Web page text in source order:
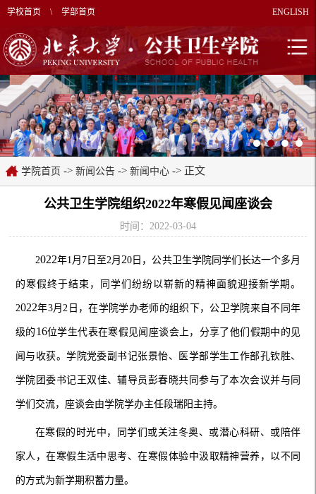
学校首页 \ 学部首页 ENGLISH
学院首页 -> 新闻公告 -> 新闻中心 -> 正文
公共卫生学院组织2022年寒假见闻座谈会
时间：2022-03-04
2022年1 月 7 日至2 月 20 日，公共卫生学院同学们长达一个多月
的寒假终于结束，同学们纷纷以崭新的精神面貌迎接新学期。
2022年3月 2 日，在学院学办老师的组织下，公卫学院来自不同年
级的 16位学生代表在寒假见闻座谈会上，分享了他们假期中的见
闻与收获。学院党委副书记张景怡、 医学部学生工作部孔钦胜、
学院团委书记王双佳、辅导员彭春晓共同参与了本次会议并与同
学们交流，座谈会由学院学办主任段瑞阳 主持。
在寒假的时光中，同学们或关注冬奥、或潜心科研、或陪伴
家人，在寒假生活中思考、在寒假体验中汲取精神营养，以不同
的方式为新学期积蓄力量。